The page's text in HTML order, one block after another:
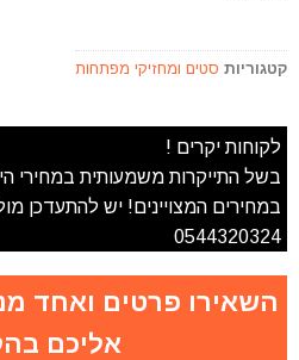
קטגוריות סטים ומחזיקי מפתחות
לקוחות יקרים !
בשל התייקרות משמעותית במחירי
במחירים המצויינים! יש להתעדכן
0544320324
השאירו פרטים ואחד
אליכם